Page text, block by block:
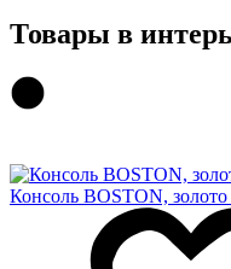
Товары в
Консоль BOSTON,